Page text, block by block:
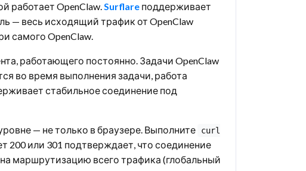
работает OpenClaw.Surflare поддерживает
— весь исходящий трафик от OpenClaw
самого OpenClaw.
работающего постоянно. Задачи OpenClaw
во время выполнения задачи, работа
стабильное соединение под
— не только в браузере. Выполните
curl
200 или 301 подтверждает, что соединение
маршрутизацию всего трафика (глобальный